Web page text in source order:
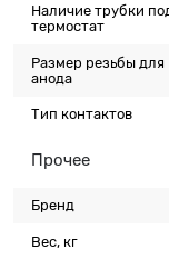
Наличие трубки
термостат
Размер резьбы для
анода
Тип контактов
Прочее
Бренд
Вес, кг